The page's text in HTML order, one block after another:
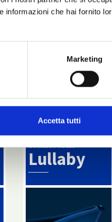
informazioni che hai fornito
Marketing
Accetta tutti
Ver también
Colección Noctis
Lullaby